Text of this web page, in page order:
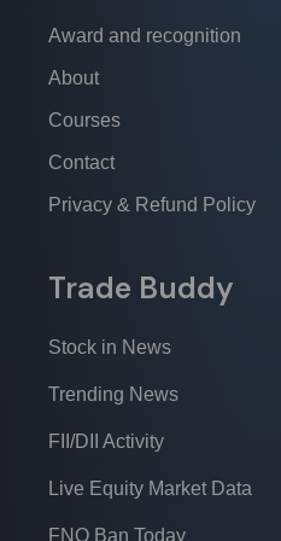
Award and recognition
About
Courses
Contact
Privacy & Refund Policy
Trade Buddy
Stock in News
Trending News
FII/DII Activity
Live Equity Market Data
FNO Ban Today